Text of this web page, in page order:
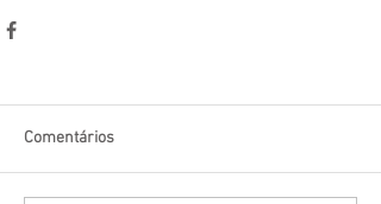
Comentários